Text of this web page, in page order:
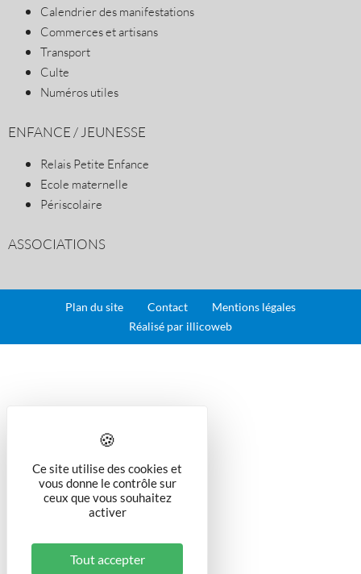
Calendrier des manifestations
Commerces et artisans
Transport
Culte
Numéros utiles
ENFANCE / JEUNESSE
Relais Petite Enfance
Ecole maternelle
Périscolaire
ASSOCIATIONS
Plan du site Contact
Mentions légales
Réalisé par illicoweb
Ce site utilise des cookies et
vous donne le contrôle sur
ceux que vous souhaitez
activer
Tout accepter